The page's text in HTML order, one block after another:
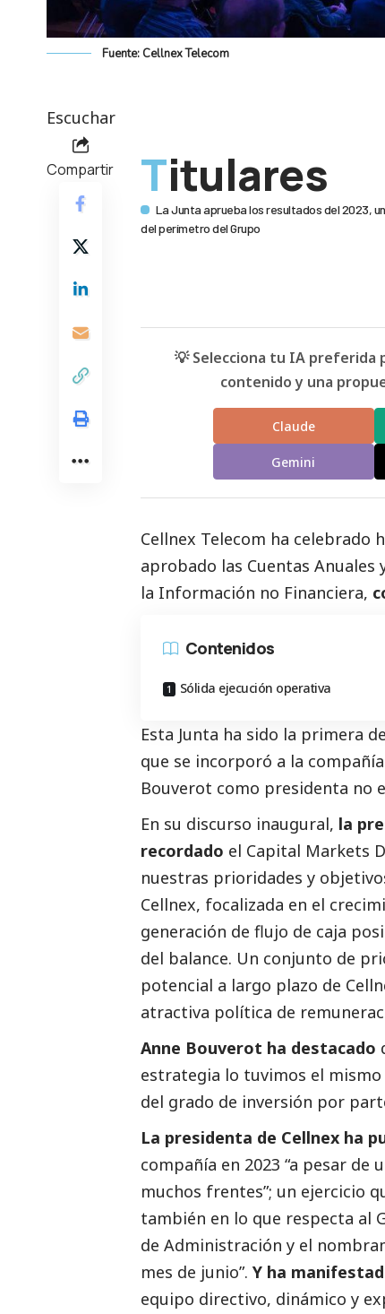
Fuente: Cellnex Telecom
Escuchar
Compartir Titulares
La Junta aprueba los resultados del 2023,
del perímetro del Grupo
💡 Selecciona tu IA preferida
contenido y una
Claude
Gemini
Cellnex Telecom ha celebrado
aprobado las Cuentas
la Información no Financiera,
Contenidos
Sólida ejecución operativa
Esta Junta ha sido la primera de
que se incorporó a la
Bouverot como presidenta no
En su discurso inaugural, la
recordado el Capital Markets
nuestras prioridades y
Cellnex, focalizada en el
generación de flujo de caja
del balance. Un conjunto de
potencial a largo plazo de
atractiva política de
Anne Bouverot ha destacado
estrategia lo tuvimos el
del grado de inversión por
La presidenta de Cellnex ha
compañía en 2023 “a pesar
muchos frentes”; un ejercicio
también en lo que respecta al
de Administración y el
mes de junio”. Y ha
equipo directivo, dinámico y